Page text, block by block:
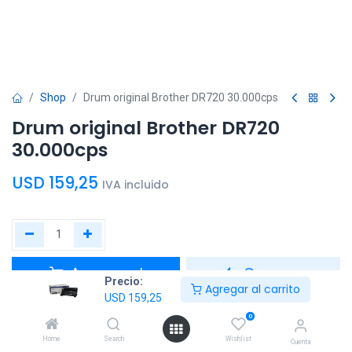
Precio:
USD 159,25
Agregar al carrito
Home Search
0
Wishlist Cuenta
Shop Drum original Brother DR720 30.000cps
Drum original Brother DR720
30.000cps
USD 159,25 IVA incluido
Agregar al
carrito
Comprar
ahora
Agregar a la lista de deseos